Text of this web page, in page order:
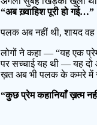
“अब ख़्वाहिश पूरी हो गई…”
पलक अब नहीं थी, शायद वह
लोगों ने कहा — “यह एक
पर सच्चाई यह थी — यह दो
ख़त अब भी पलक के कमरे में
“कुछ प्रेम कहानियाँ ख़त्म